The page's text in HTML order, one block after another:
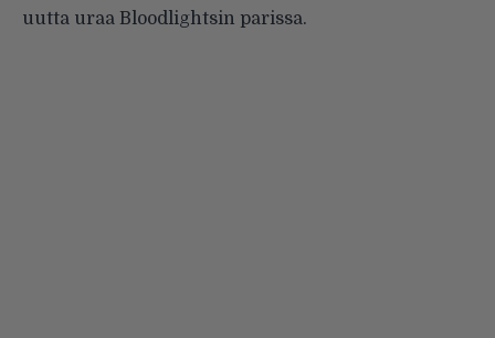
uutta uraa Bloodlightsin parissa.